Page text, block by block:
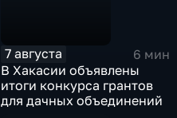
7 августа
6 мин
В Хакасии объявлены
итоги конкурса грантов
для дачных объединений